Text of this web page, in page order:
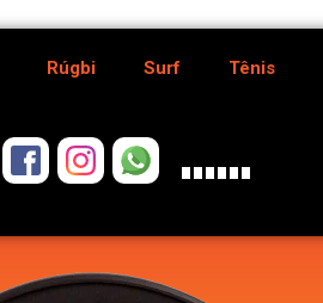
Rúgbi Surf Tênis